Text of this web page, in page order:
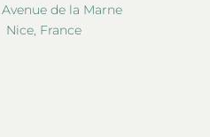
Avenue de la Marne
Nice, France